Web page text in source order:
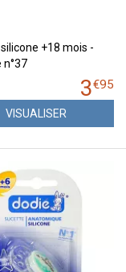
+18 mois -
n°37
3€95
VISUALISER